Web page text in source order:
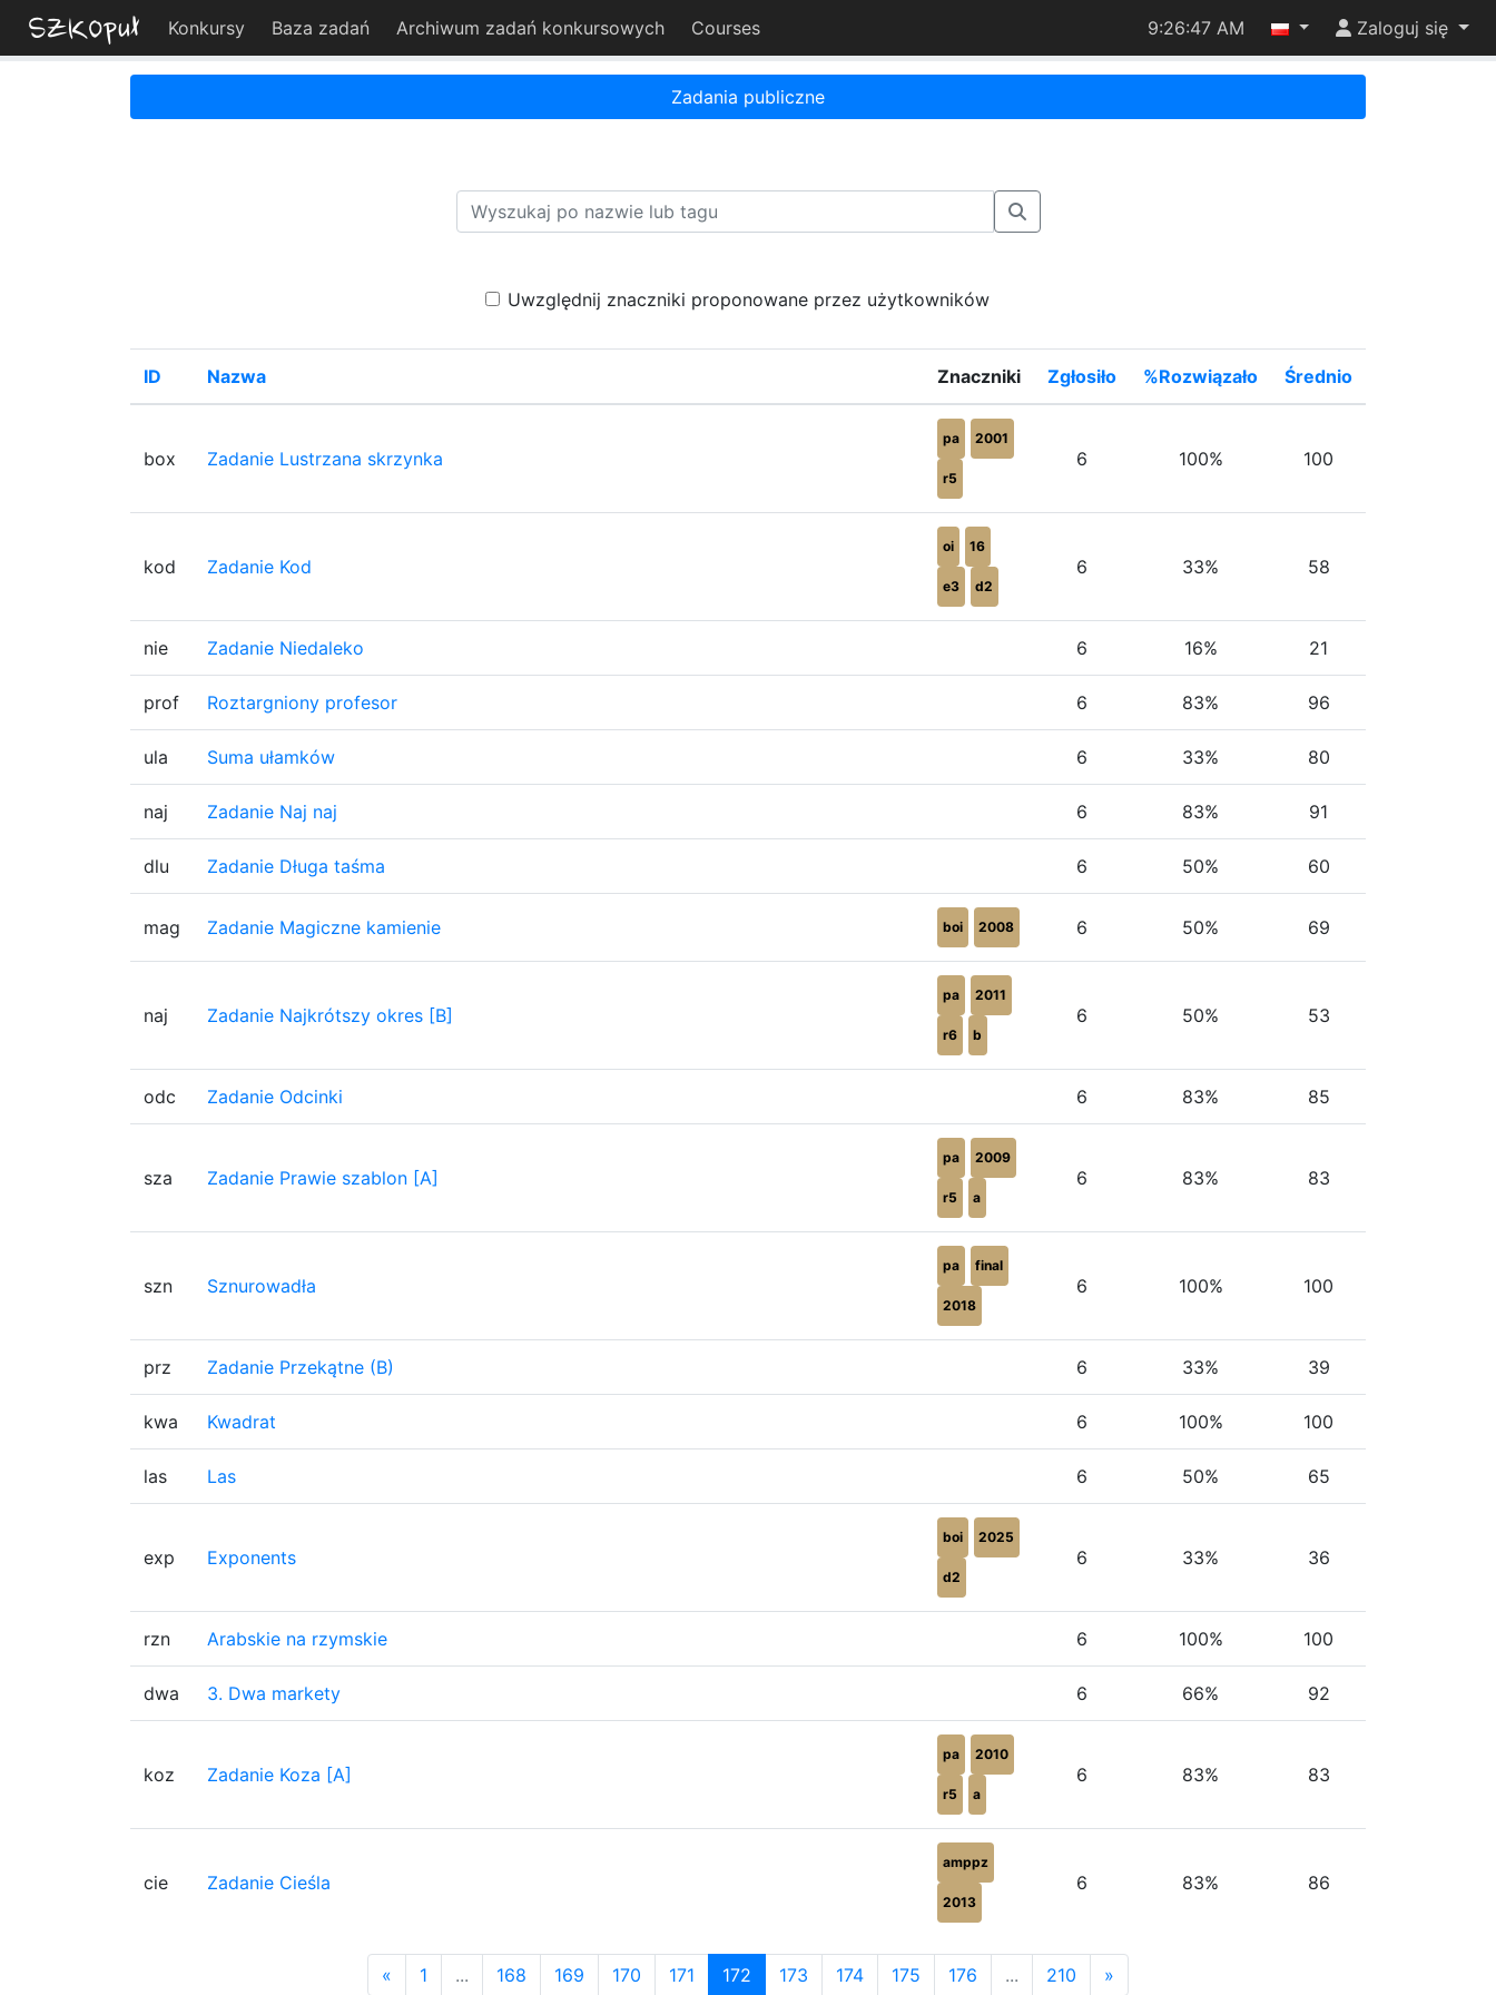
Konkursy Baza zadań Archiwum zadań konkursowych Courses 9:26:47 AM Zaloguj się
Zadania publiczne
Uwzględnij znaczniki proponowane przez użytkowników
ID Nazwa Znaczniki Zgłosiło %Rozwiązało Średnio
box Zadanie Lustrzana skrzynka
pa 2001
r5
6 100% 100
kod Zadanie Kod
oi 16
e3 d2
6 33% 58
nie Zadanie Niedaleko 6 16% 21
prof Roztargniony profesor 6 83% 96
ula Suma ułamków 6 33% 80
naj Zadanie Naj naj 6 83% 91
dlu Zadanie Długa taśma 6 50% 60
mag Zadanie Magiczne kamienie boi 2008 6 50% 69
naj Zadanie Najkrótszy okres [B]
pa 2011
r6 b
6 50% 53
odc Zadanie Odcinki 6 83% 85
sza Zadanie Prawie szablon [A]
pa 2009
r5 a
6 83% 83
szn Sznurowadła
pa final
2018
6 100% 100
prz Zadanie Przekątne (B) 6 33% 39
kwa Kwadrat 6 100% 100
las Las 6 50% 65
exp Exponents
boi 2025
d2
6 33% 36
rzn Arabskie na rzymskie 6 100% 100
dwa 3. Dwa markety 6 66% 92
koz Zadanie Koza [A]
pa 2010
r5 a
6 83% 83
cie Zadanie Cieśla
amppz
2013
6 83% 86
« 1 ... 168 169 170 171 172 173 174 175 176 ... 210 »